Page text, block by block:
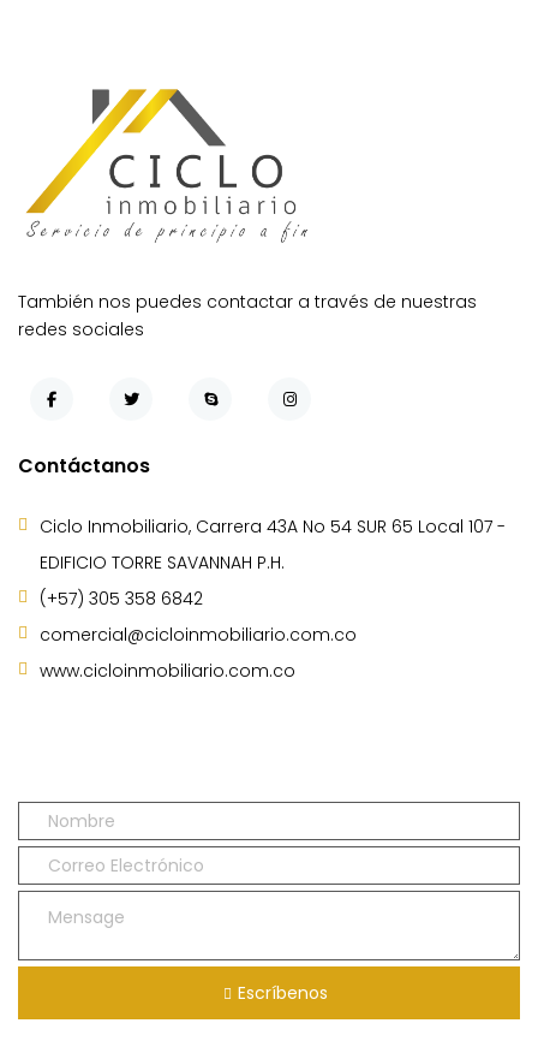
También nos puedes contactar a través de nuestras
redes sociales
Contáctanos
Ciclo Inmobiliario, Carrera 43A No 54 SUR 65 Local 107 -
EDIFICIO TORRE SAVANNAH P.H.
(+57) 305 358 6842
comercial@cicloinmobiliario.com.co
www.cicloinmobiliario.com.co
Escríbenos